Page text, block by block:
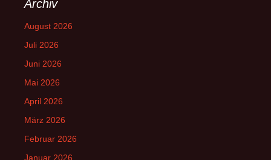
Archiv
August 2026
Juli 2026
Juni 2026
Mai 2026
April 2026
März 2026
Februar 2026
Januar 2026